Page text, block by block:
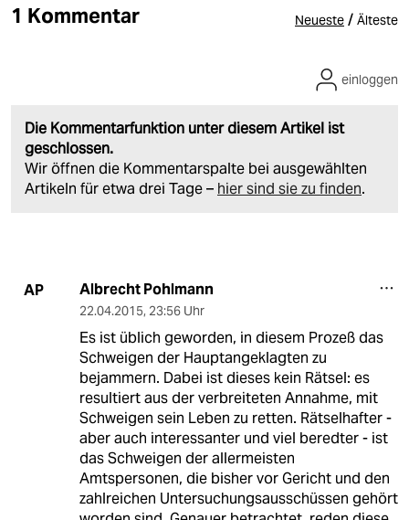
1 Kommentar Neueste / Älteste
Die Kommentarfunktion unter diesem Artikel ist
geschlossen.
Wir öffnen die Kommentarspalte bei ausgewählten
Artikeln für etwa drei Tage – hier sind sie zu finden.
einloggen
AP Albrecht Pohlmann
22.04.2015, 23:56 Uhr
Es ist üblich geworden, in diesem Prozeß das
Schweigen der Hauptangeklagten zu
bejammern. Dabei ist dieses kein Rätsel: es
resultiert aus der verbreiteten Annahme, mit
Schweigen sein Leben zu retten. Rätselhafter -
aber auch interessanter und viel beredter - ist
das Schweigen der allermeisten
Amtspersonen, die bisher vor Gericht und den
zahlreichen Untersuchungsausschüssen gehört